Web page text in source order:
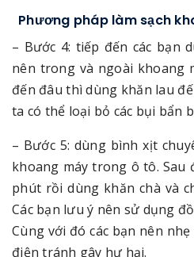
Phương pháp làm sạch
– Bước 4: tiếp đến các bạn
nên trong và ngoài khoang
đến đâu thì dùng khăn lau
ta có thể loại bỏ các bụi bẩn
– Bước 5: dùng bình xịt
khoang máy trong ô tô. Sau
phút rồi dùng khăn chà và
Các bạn lưu ý nên sử dụng
Cùng với đó các bạn nên
điện tránh gây hư hại.